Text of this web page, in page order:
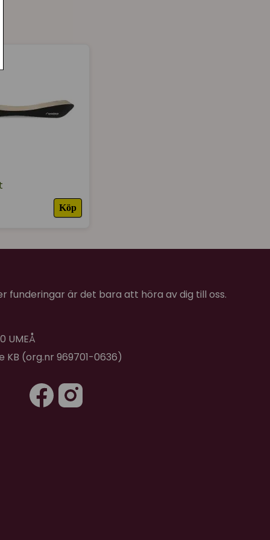
produkt. Luktfritt efter toa besöket som
kattägare.
Köp
funderingar är det bara att höra av dig till oss.
UMEÅ
KB (org.nr 969701-0636)